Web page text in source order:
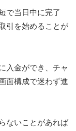
で当日中に完了
引を始めることが
入金ができ、チャ
面構成で迷わず進
ないことがあれば